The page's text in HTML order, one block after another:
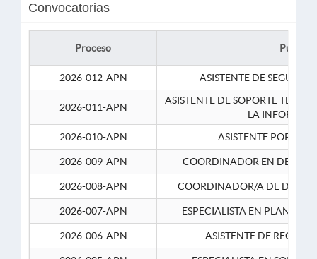
Convocatorias
Proceso Puesto
2026-012-APN ASISTENTE DE
2026-011-APN
ASISTENTE DE SOPORTE
LA
2026-010-APN
ASISTENTE
2026-009-APN COORDINADOR EN
2026-008-APN COORDINADOR/A DE
2026-007-APN ESPECIALISTA EN
2026-006-APN ASISTENTE DE